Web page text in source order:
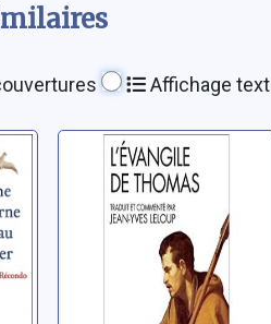
Affichage
L'Évangile de
Thomas
Anonyme